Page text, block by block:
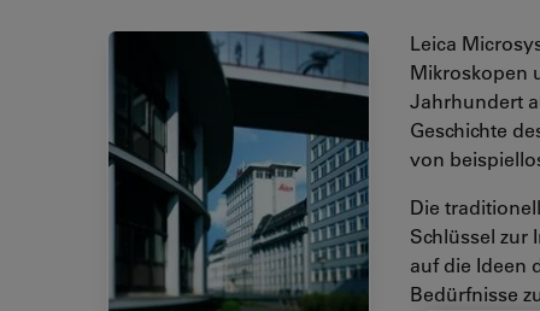
Leica
Mikroskopen
Jahrhundert
Geschichte
von
Die
Schlüssel zur
auf die Ideen
Bedürfnisse